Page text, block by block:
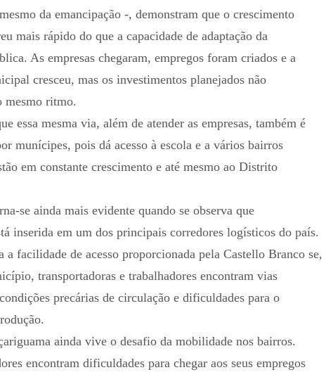
da emancipação -, demonstram que o crescimento
mais rápido do que a capacidade de adaptação da
As empresas chegaram, empregos foram criados e a
cresceu, mas os investimentos planejados não
mesmo ritmo.
essa mesma via, além de atender as empresas, também é
munícipes, pois dá acesso à escola e a vários bairros
em constante crescimento e até mesmo ao Distrito
se ainda mais evidente quando se observa que
inserida em um dos principais corredores logísticos do país.
a facilidade de acesso proporcionada pela Castello Branco se,
transportadoras e trabalhadores encontram vias
precárias de circulação e dificuldades para o
ainda vive o desafio da mobilidade nos bairros.
encontram dificuldades para chegar aos seus empregos